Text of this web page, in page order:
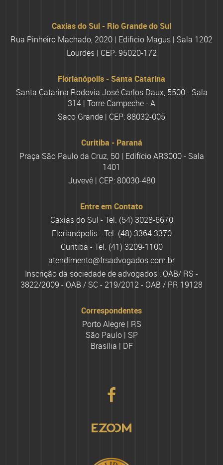
Caxias do Sul - Rio Grande do Sul
Rua Pinheiro Machado, 2020 | Edificio Magus | Sala 1202
Lourdes | CEP: 95020-172
Florianópolis - Santa Catarina
Santa Catarina Rodovia José Carlos Daux, 5500 - Sala
314 | Torre Campeche - A
Saco Grande | CEP: 88032-005
Curitiba - Paraná
Praça São Paulo da Cruz, 50 | Edifício AR3000 - Sala
1401
Juvevê | CEP: 80030-480
Entre em Contato
Caxias do Sul - Tel. (54) 3028-6670
Florianópolis - Tel. (48) 3364.3370
Curitiba - Tel. (41) 3209-1100
atendimento@frsadvogados.com.br
Inscrição da sociedade de advogados : OAB/ RS -
3822/2009 - OAB / SC - 219/2012 - OAB / PR 19128
Correspondentes
Porto Alegre | RS
São Paulo | SP
Brasília | DF